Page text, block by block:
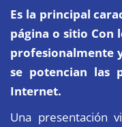
Es la principal
página o sitio Con
profesionalmente
se potencian las
Internet.
Una presentación